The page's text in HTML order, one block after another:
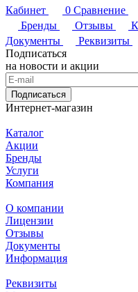
Кабинет
0 Сравнение
Бренды
Отзывы
Документы
Реквизиты
Подписаться
на новости и акции
Подписаться
Интернет-магазин
Каталог
Акции
Бренды
Услуги
Компания
О компании
Лицензии
Отзывы
Документы
Информация
Реквизиты